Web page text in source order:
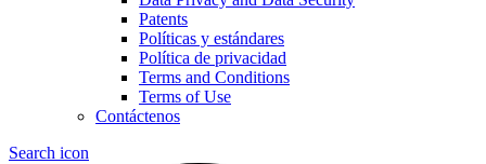
Patents
Políticas y estándares
Política de privacidad
Terms and Conditions
Terms of Use
Contáctenos
Search icon